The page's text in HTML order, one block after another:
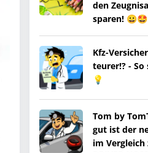
den
sparen! 😀🤩
Kfz-
teurer!? -
💡
Tom by
gut ist der
im Vergleich